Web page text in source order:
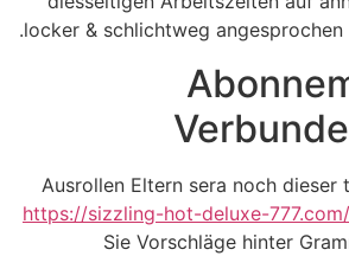
locker & schlichtweg angesprochen
Ausrollen Eltern sera noch dieser
https://sizzling-hot-deluxe-
Sie Vorschläge hinter